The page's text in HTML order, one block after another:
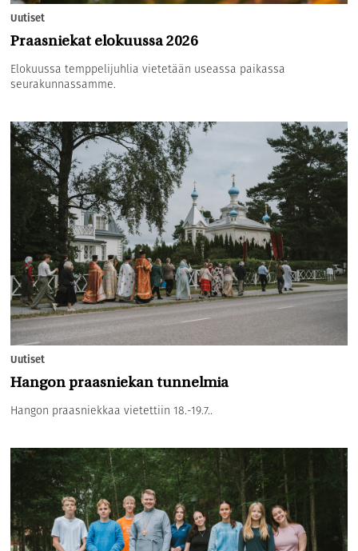
Uutiset
Praasniekat elokuussa 2026
Elokuussa temppelijuhlia vietetään useassa paikassa
seurakunnassamme.
Uutiset
Hangon praasniekan tunnelmia
Hangon praasniekkaa vietettiin 18.-19.7..